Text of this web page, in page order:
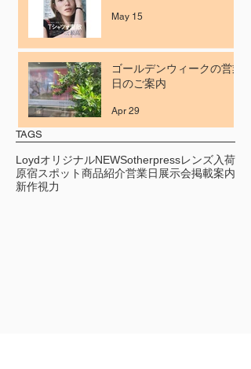
TAGS
May 15
ゴールデンウィークの営業
日のご案内
Apr 29
LoydオリジナルNEWSotherpressレンズ入荷
原宿スポット商品紹介営業日 展示会掲載案内
新作視力